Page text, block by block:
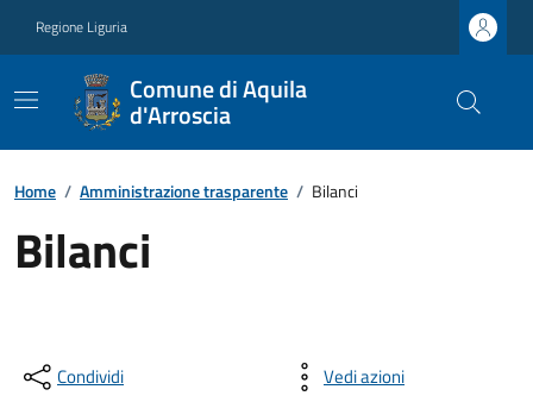
Regione Liguria
Comune di Aquila
d'Arroscia
Home / Amministrazione trasparente / Bilanci
Bilanci
Condividi Vedi azioni